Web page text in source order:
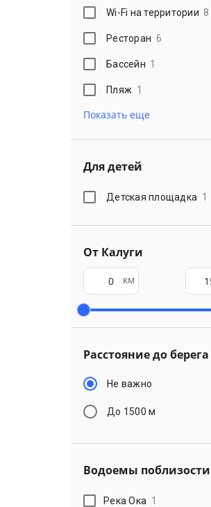
Wi-Fi на территории 8
Ресторан 6
Бассейн 1
Пляж 1
Показать еще
Для детей
Детская площадка 1
От Калуги
км
Расстояние до берега
Не важно
До 1500 м
Водоемы поблизости
Река Ока 1